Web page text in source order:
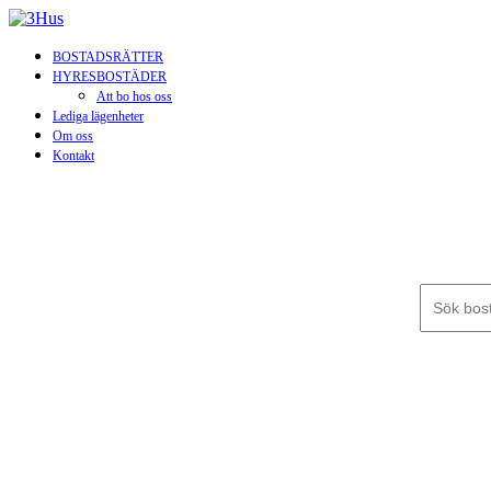
BOSTADSRÄTTER
HYRESBOSTÄDER
Att bo hos oss
Lediga lägenheter
Om oss
Kontakt